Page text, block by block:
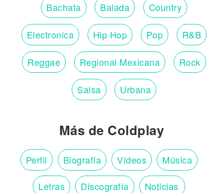
Bachata Balada Country
Electronica Hip Hop Pop R&B
Reggae Regional Mexicana Rock
Salsa Urbana
Más de Coldplay
Perfil Biografía Vídeos Música
Letras Discografía Noticias